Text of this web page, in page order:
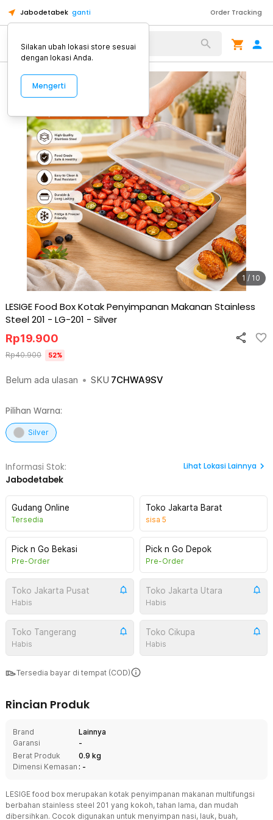
Jabodetabek ganti Order Tracking
Alat Kopi
1 / 10
LESIGE Food Box Kotak Penyimpanan Makanan Stainless
Steel 201 - LG-201 - Silver
Belum ada ulasan • SKU 7CHWA9SV
Rp19.900
Rp40.900 52%
Pilihan Warna:
Silver
Informasi Stok:
Jabodetabek
Lihat Lokasi Lainnya
Gudang Online
Tersedia
Toko Jakarta Barat
sisa 5
Pick n Go Bekasi
Pre-Order
Pick n Go Depok
Pre-Order
Toko Jakarta Pusat
Habis
Toko Jakarta Utara
Habis
Toko Tangerang
Habis
Toko Cikupa
Habis
Tersedia bayar di tempat (COD)
Rincian Produk
Brand
Lainnya
Garansi
-
Berat Produk
0.9 kg
Dimensi Kemasan : -
LESIGE food box merupakan kotak penyimpanan makanan multifungsi
berbahan stainless steel 201 yang kokoh, tahan lama, dan mudah
dibersihkan. Cocok digunakan untuk menyimpan nasi, lauk, buah,
Silakan ubah lokasi store sesuai
dengan lokasi Anda.
Mengerti